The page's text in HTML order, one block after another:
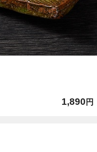
1,890 円